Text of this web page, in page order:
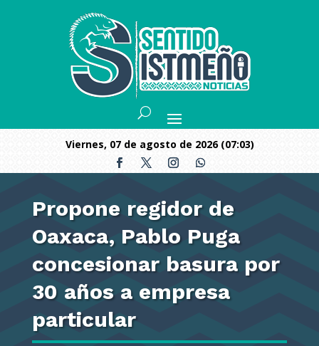
viernes, 07 de agosto de 2026 (07:03)
Propone regidor de
Oaxaca, Pablo Puga
concesionar basura por
30 años a empresa
particular